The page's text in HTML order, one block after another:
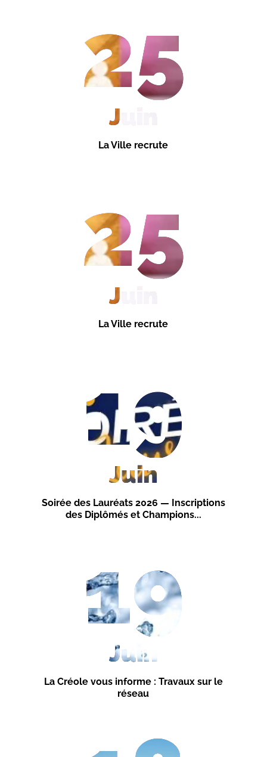
La Ville recrute
25
Juin
La Ville recrute
25
Juin
Soirée des Lauréats 2026 — Inscriptions
des Diplômés et Champions...
19
Juin
La Créole vous informe : Travaux sur le
réseau
19
Juin